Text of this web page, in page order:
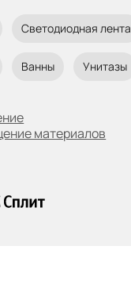
Светодиодная лента
Ванны Унитазы
материалов